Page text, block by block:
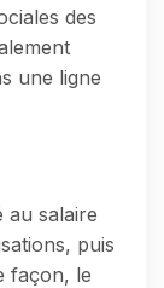
des
une ligne
au salaire
puis
façon, le